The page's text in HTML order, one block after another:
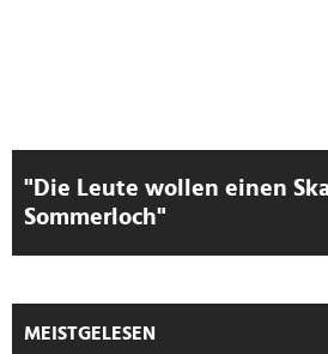
"Die Leute wollen einen
Sommerloch"
MEISTGELESEN